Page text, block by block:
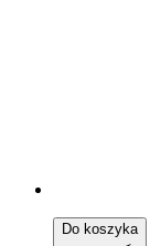
Do koszyka